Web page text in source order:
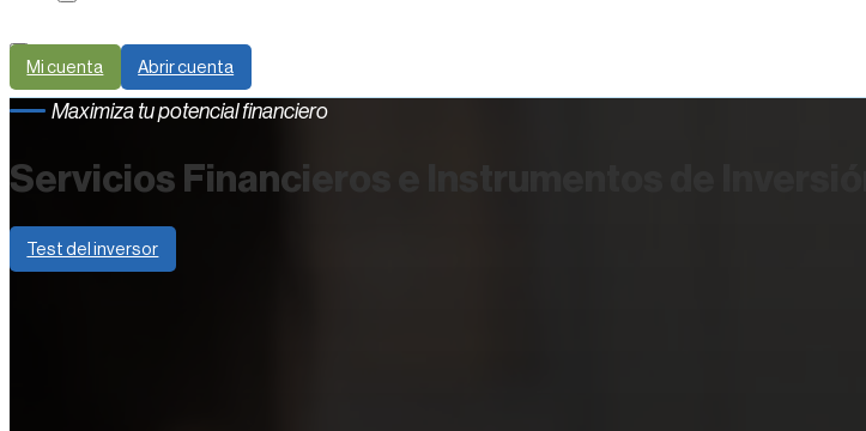
Mi cuenta Abrir cuenta
Maximiza tu potencial financiero
Servicios Financieros e Instrumentos de Inversión
Test del inversor